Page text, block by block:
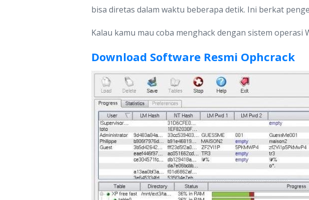
bisa diretas dalam waktu beberapa detik. Ini berkat
Kalau kamu mau coba menghack dengan sistem
Download Software Resmi Ophcrack